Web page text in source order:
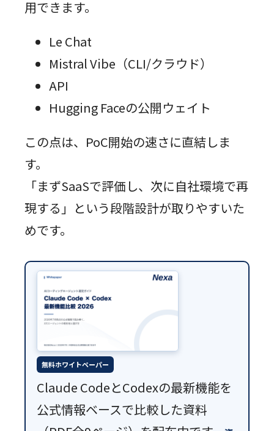
用できます。
Le Chat
Mistral Vibe（CLI/クラウド）
API
Hugging Faceの公開ウェイト
この点は、PoC開始の速さに直結しま
す。
「まずSaaSで評価し、次に自社環境で再
現する」という段階設計が取りやすいた
めです。
無料ホワイトペーパー
Claude CodeとCodexの最新機能を
公式情報ベースで比較した資料